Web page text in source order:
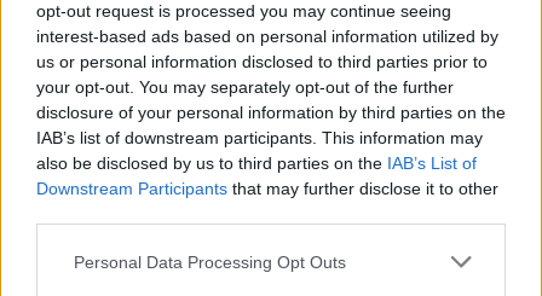
opt-out request is processed you may continue seeing
interest-based ads based on personal information utilized by
us or personal information disclosed to third parties prior to
your opt-out. You may separately opt-out of the further
disclosure of your personal information by third parties on the
IAB’s list of downstream participants. This information may
also be disclosed by us to third parties on the IAB’s List of
Downstream Participants that may further disclose it to other
Please note that this website/app uses one or more Google
Personal Data Processing Opt Outs
Σχόλια
Ανησυχία από το ξέσπασμα
του ιού του Δυτικού Νείλου
με κρούσματα στην Αττική
- «Καμπανάκι» από τον
Ιατρικό Σύλλογο Αθηνών
για την προστασία της
δημόσιας υγείας
Σοκαριστική υπόθεση
Κρήτη: Τουρίστας
πόσο να πληρώσει
ασελγήσει σε
κορίτσι - Το παιδί
αμέριμνο σε αυλή
επιχείρησης